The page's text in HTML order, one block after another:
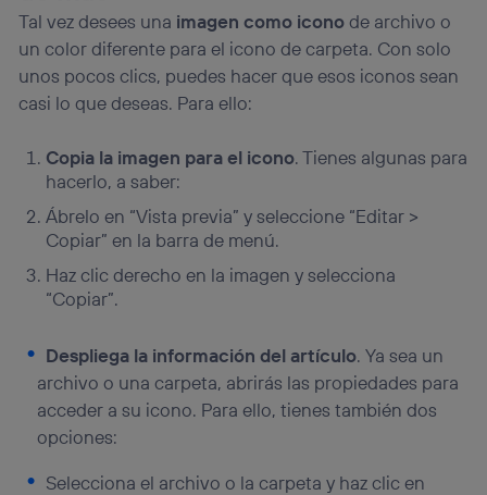
Tal vez desees una imagen como iconode archivo o
un color diferente para el icono de carpeta. Con solo
unos pocos clics, puedes hacer que esos iconos sean
casi lo que deseas. Para ello:
Copia la imagen para el icono. Tienes algunas para
hacerlo, a saber:
Ábrelo en “Vista previa” y seleccione “Editar >
Copiar” en la barra de menú.
Haz clic derecho en la imagen y selecciona
“Copiar”.
Despliega la información del artículo. Ya sea un
archivo o una carpeta, abrirás las propiedades para
acceder a su icono. Para ello, tienes también dos
opciones:
Selecciona el archivo o la carpeta y haz clic en